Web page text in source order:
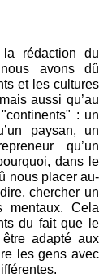
rédaction du
avons dû
et les cultures
aussi qu’au
: un
paysan, un
qu’un
dans le
nous placer au-
chercher un
mentaux. Cela
du fait que le
adapté aux
les gens avec